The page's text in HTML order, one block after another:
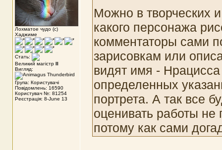
Лохматое чудо (с)
Хаджиме
Стать:
Великий магістр II
Вигляд:
Група: Користувачі
Повідомлень: 16590
Користувач №: 81254
Реєстрація: 8-June 13
Можно в творческих
какого персонажа
комментаторы сами
зарисовкам или
видят имя -
определенных
портрета. А так все
оценивать работы
потому как сами